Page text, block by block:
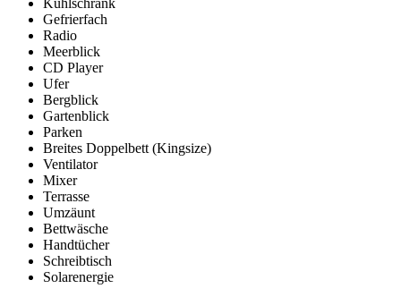
Kühlschrank
Gefrierfach
Radio
Meerblick
CD Player
Ufer
Bergblick
Gartenblick
Parken
Breites Doppelbett (Kingsize)
Ventilator
Mixer
Terrasse
Umzäunt
Bettwäsche
Handtücher
Schreibtisch
Solarenergie